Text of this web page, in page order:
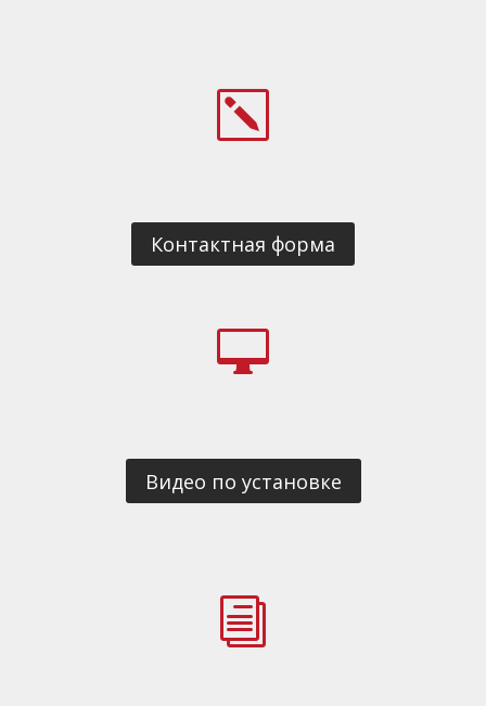
k
Контактная форма

Видео по установке
i